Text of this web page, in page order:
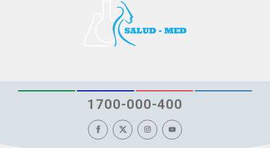
1700-000-400